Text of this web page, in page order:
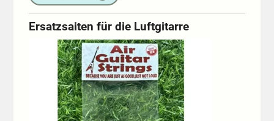
Ersatzsaiten für die Luftgitarre